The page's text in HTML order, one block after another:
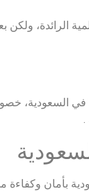
الرائدة،
.
بأمان